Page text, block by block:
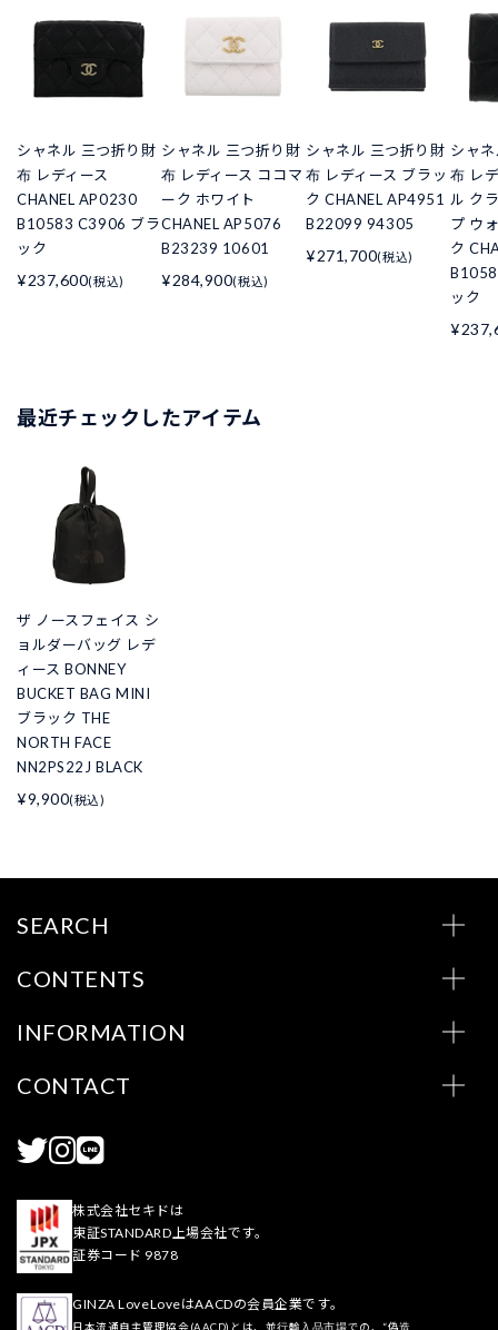
シャネル 三つ折り財
布 レディース
CHANEL AP0230
B10583 C3906 ブラ
ック
¥237,600(税込)
シャネル 三つ折り財
布 レディース ココマ
ーク ホワイト
CHANEL AP5076
B23239 10601
¥284,900(税込)
シャネル 三つ折り財
布 レディース ブラッ
ク CHANEL AP4951
B22099 94305
¥271,700(税込)
シャ
布 レ
ル ク
プ ウ
ク
ック
最近チェックしたアイテム
ザ ノースフェイス シ
ョルダーバッグ レデ
ィース BONNEY
BUCKET BAG MINI
ブラック THE
NORTH FACE
NN2PS22J BLACK
¥9,900(税込)
SEARCH
CONTENTS
INFORMATION
CONTACT
株式会社セキドは
東証STANDARD上場会社です。
証券コード 9878
GINZA LoveLoveはAACDの会員企業です。